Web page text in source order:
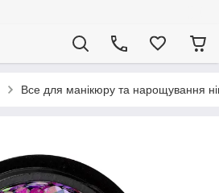
Все для манікюру та нарощування